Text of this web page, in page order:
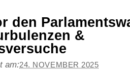
den
&
am:24. NOVEMBER 2025